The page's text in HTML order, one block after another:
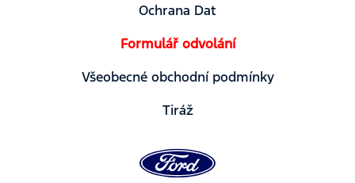
Ochrana Dat
Formulář odvolání
Všeobecné obchodní podmínky
Tiráž